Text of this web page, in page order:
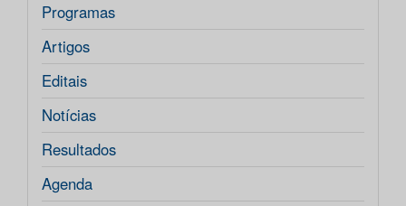
Programas
Artigos
Editais
Notícias
Resultados
Agenda